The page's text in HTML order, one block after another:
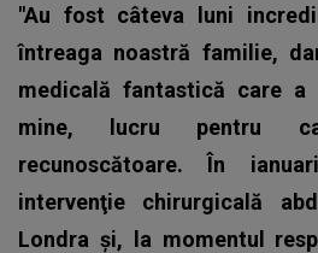
"Au fost câteva luni
întreaga noastră familie,
medicală fantastică care
mine, lucru pentru
recunoscătoare. În
intervenţie chirurgicală
Londra şi, la momentul